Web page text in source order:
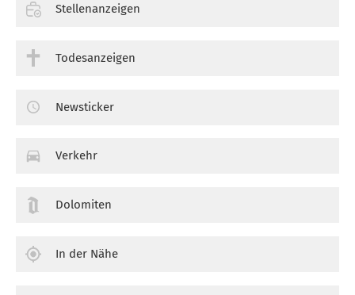
Stellenanzeigen
Todesanzeigen
Newsticker
Verkehr
Dolomiten
In der Nähe